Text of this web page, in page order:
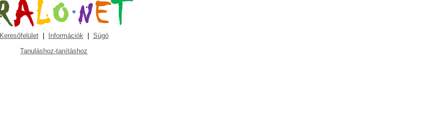
Keresőfelület| Információk| Súgó
Tanuláshoz-tanításhoz